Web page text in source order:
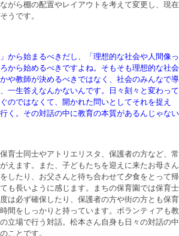
がら棚の配置やレイアウトを考えて変更し、現在
うです。
から始まるべきだし、「理想的な社会や人間像っ
から始めるべきですよね。そもそも理想的な社会
や教師が決めるべきではなく、社会のみんなで導
一生答えなんかないんです。日々刻々と変わって
のではなくて、開かれた問いとしてそれを捉え
く。その対話の中に教育の本質があるんじゃない
育士同士やアトリエリスタ、保護者の方など、常
えます。また、子どもたちを迎えに来たお母さん
したり、お父さんと待ち合わせて夕食をとって帰
も長いように感じます。まちの保育園では保育士
は必ず確保したり、保護者の方や街の方とも保育
間をしっかりと持っています。ボランティアも教
立場で行う対話。松本さん自身も日々の対話の中
ことです。